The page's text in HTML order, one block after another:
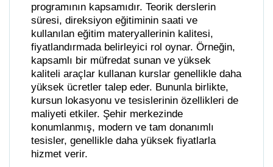
programının kapsamıdır. Teorik derslerin
süresi, direksiyon eğitiminin saati ve
kullanılan eğitim materyallerinin kalitesi,
fiyatlandırmada belirleyici rol oynar. Örneğin,
kapsamlı bir müfredat sunan ve yüksek
kaliteli araçlar kullanan kurslar genellikle daha
yüksek ücretler talep eder. Bununla birlikte,
kursun lokasyonu ve tesislerinin özellikleri de
maliyeti etkiler. Şehir merkezinde
konumlanmış, modern ve tam donanımlı
tesisler, genellikle daha yüksek fiyatlarla
hizmet verir.